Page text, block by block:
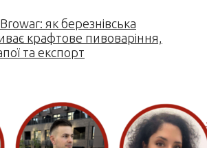
як березнівська
крафтове пивоваріння,
та експорт